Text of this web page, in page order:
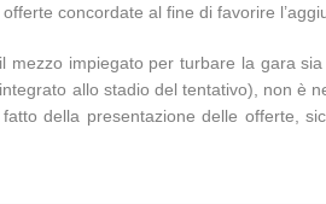
concordate al fine di favorire
mezzo impiegato per turbare la gara
allo stadio del tentativo), non è
della presentazione delle offerte,